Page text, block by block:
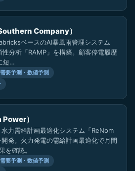
Company）
ベースのAI暴風雨管理システム
性分析「RAMP」を構築。顧客停電履歴
短…
需要予測・数値予測
）
力需給計画最適化システム「ReNom
発。火力発電の需給計画最適化で月間
を確認。
需要予測・数値予測